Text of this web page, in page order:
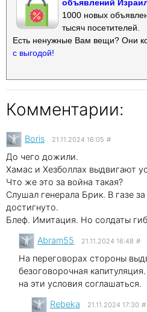
объявлений
1000 новых
тысяч посетителей.
Есть ненужные Вам вещи? Они
с выгодой!
Комментарии:
Boris 21.11.2024 16:05 #
До чего дожили.
Хамас и Хезболлах выдвигают
Что же это за война такая?
Слушал генерала Брик. В газе
достигнуто.
Блеф. Имитация. Но солдаты
Abram55 21.11.2024 16:48 #
На переговорах стороны
безоговорочная
на эти условия соглашаться.
Rebeka 21.11.2024 17:30 #